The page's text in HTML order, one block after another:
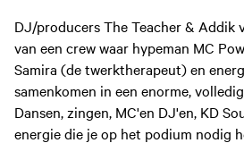
DJ/producers The Teacher & Addik
van een crew waar hypeman MC
Samira (de twerktherapeut) en
samenkomen in een enorme,
Dansen, zingen, MC'en DJ'en, KD
energie die je op het podium nodig